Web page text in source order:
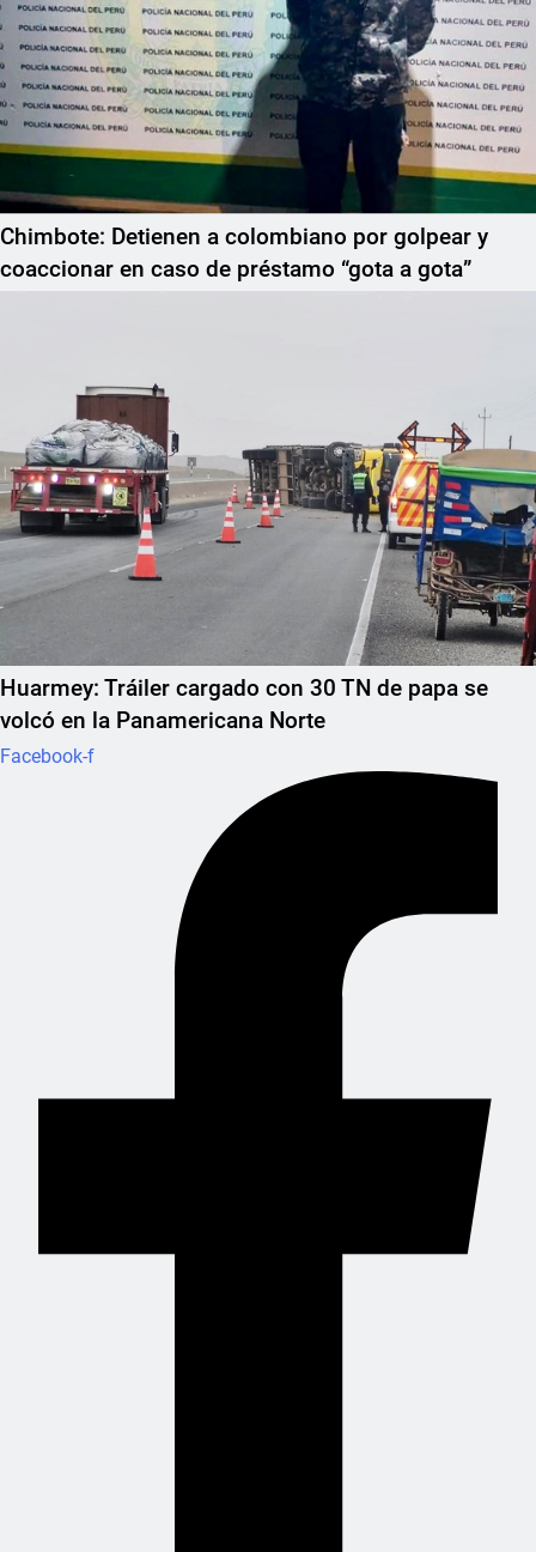
Chimbote: Detienen a colombiano por golpear y
coaccionar en caso de préstamo “gota a gota”
Huarmey: Tráiler cargado con 30 TN de papa se
volcó en la Panamericana Norte
Facebook-f